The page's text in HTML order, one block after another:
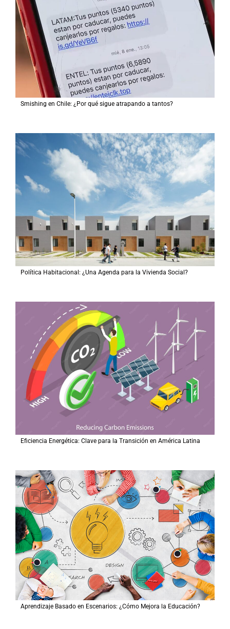
Smishing en Chile: ¿Por qué sigue atrapando a tantos?
Política Habitacional: ¿Una Agenda para la Vivienda Social?
Eficiencia Energética: Clave para la Transición en América Latina
Aprendizaje Basado en Escenarios: ¿Cómo Mejora la Educación?